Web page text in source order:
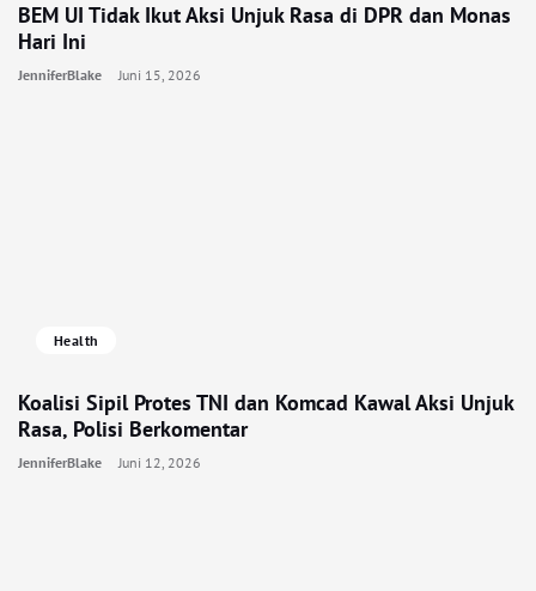
BEM UI Tidak Ikut Aksi Unjuk Rasa di DPR dan Monas
Hari Ini
JenniferBlake Juni 15, 2026
Health
Koalisi Sipil Protes TNI dan Komcad Kawal Aksi Unjuk
Rasa, Polisi Berkomentar
JenniferBlake Juni 12, 2026